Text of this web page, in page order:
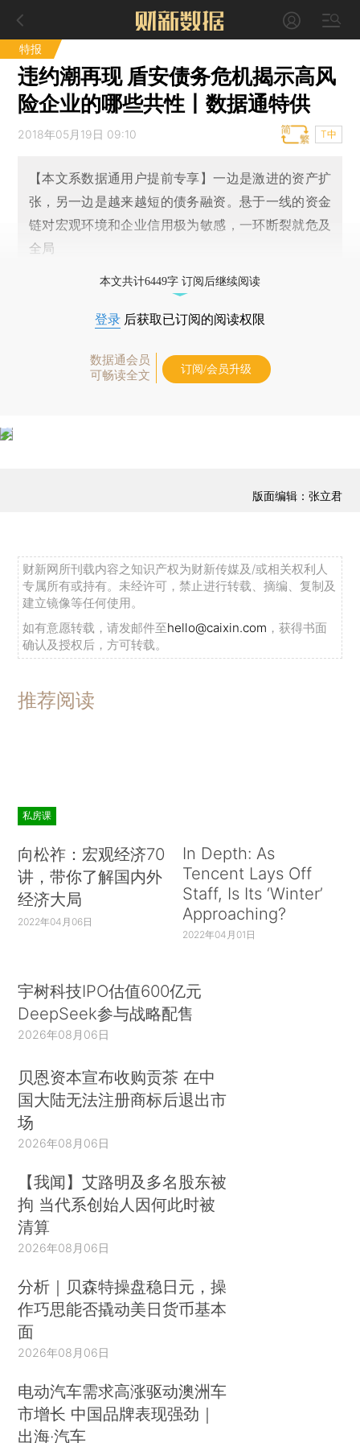
特报
违约潮再现 盾安债务危机揭示高风
险企业的哪些共性丨数据通特供
2018年05月19日 09:10 T中
【本文系数据通用户提前专享】一边是激进的资产扩
张，另一边是越来越短的债务融资。悬于一线的资金
链对宏观环境和企业信用极为敏感，一环断裂就危及
全局
本文共计6449字 订阅后继续阅读
登录 后获取已订阅的阅读权限
数据通会员
可畅读全文
订阅/会员升级
版面编辑：张立君
财新网所刊载内容之知识产权为财新传媒及/或相关权利人
专属所有或持有。未经许可，禁止进行转载、摘编、复制及
建立镜像等任何使用。
如有意愿转载，请发邮件至hello@caixin.com ，获得书面
确认及授权后，方可转载。
推荐阅读
私房课
向松祚：宏观经济70
讲，带你了解国内外
经济大局
2022年04月06日
In Depth: As
Tencent Lays Off
Staff, Is Its ‘Winter’
Approaching?
2022年04月01日
宇树科技IPO估值600亿元
DeepSeek参与战略配售
2026年08月06日
贝恩资本宣布收购贡茶 在中
国大陆无法注册商标后退出市
场
2026年08月06日
【我闻】艾路明及多名股东被
拘 当代系创始人因何此时被
清算
2026年08月06日
分析｜贝森特操盘稳日元，操
作巧思能否撬动美日货币基本
面
2026年08月06日
电动汽车需求高涨驱动澳洲车
市增长 中国品牌表现强劲｜
出海·汽车